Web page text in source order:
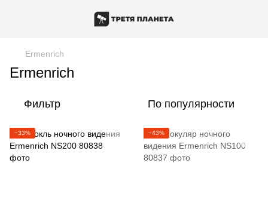
Ermenrich
Ermenrich
Фильтр По популярности
−33% −43%